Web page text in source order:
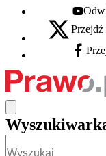
Youtube
X - otwiera się w